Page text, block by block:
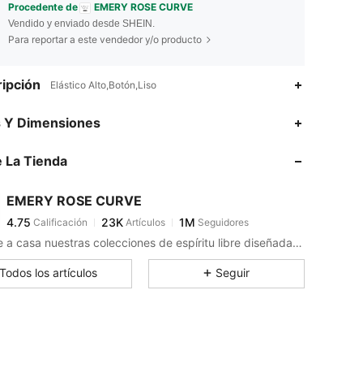
Procedente de EMERY ROSE CURVE
Vendido y enviado desde SHEIN.
Para reportar a este vendedor y/o producto
Elástico Alto,Botón,Liso
Y Dimensiones
La Tienda
EMERY ROSE CURVE
4.75
4.75
v***2pagó Hace 22 horas
4.75 23K 1M
Llévate a casa nuestras colecciones de espíritu libre diseñadas para una vida sin complicaciones.
Todos los artículos Seguir